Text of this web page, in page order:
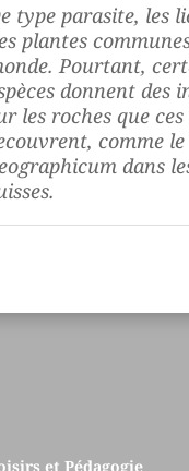
type parasite, les
plantes
Pourtant,
donnent des
les roches que
comme le
dans
et Pédagogie